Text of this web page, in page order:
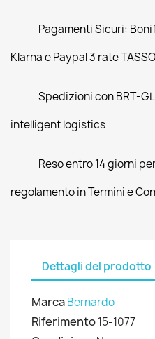
Pagamenti Sicuri:
Klarna e Paypal 3 rate
Spedizioni con BRT-
intelligent logistics
Reso entro 14 giorni
regolamento in Termini e
Dettagli del prodotto
MarcaBernardo
Riferimento15-1077